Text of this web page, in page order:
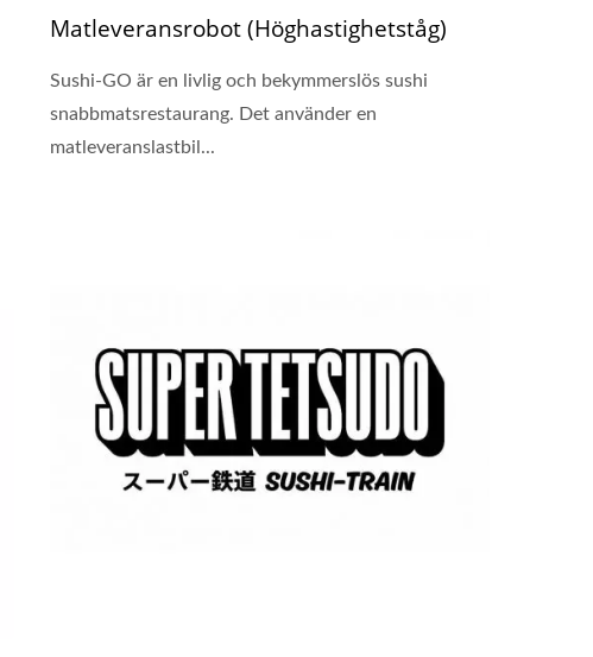
Matleveransrobot (Höghastighetståg)
Sushi-GO är en livlig och bekymmerslös sushi
snabbmatsrestaurang. Det använder en
matleveranslastbil...